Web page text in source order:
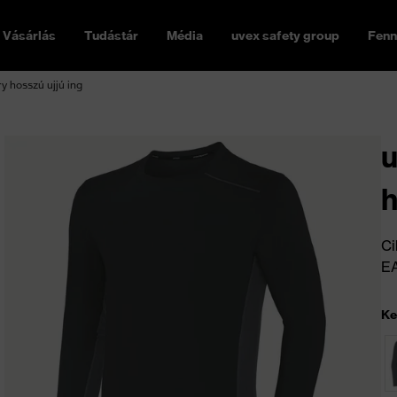
Vásárlás Tudástár Média uvex safety group
hosszú ujjú ing